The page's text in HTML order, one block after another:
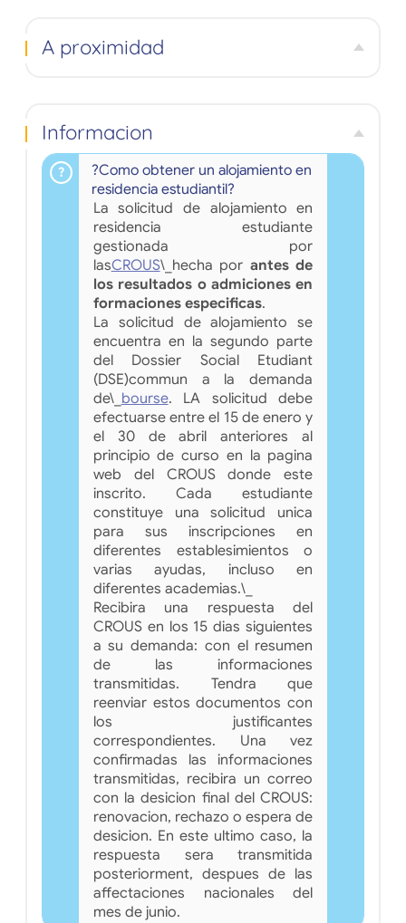
A proximidad
Informacion
?Como obtener un alojamiento en
residencia estudiantil?
La solicitud de alojamiento en
residencia estudiante
gestionada por
lasCROUS\_hecha por antes de
los resultados o admiciones en
formaciones especificas.
La solicitud de alojamiento se
encuentra en la segundo parte
del Dossier Social Etudiant
(DSE)commun a la demanda
de\_ bourse. LA solicitud debe
efectuarse entre el 15 de enero y
el 30 de abril anteriores al
principio de curso en la pagina
web del CROUS donde este
inscrito. Cada estudiante
constituye una solicitud unica
para sus inscripciones en
diferentes establesimientos o
varias ayudas, incluso en
diferentes academias.\_
Recibira una respuesta del
CROUS en los 15 dias siguientes
a su demanda: con el resumen
de las informaciones
transmitidas. Tendra que
reenviar estos documentos con
los justificantes
correspondientes. Una vez
confirmadas las informaciones
transmitidas, recibira un correo
con la desicion final del CROUS:
renovacion, rechazo o espera de
desicion. En este ultimo caso, la
respuesta sera transmitida
posteriorment, despues de las
affectaciones nacionales del
mes de junio.